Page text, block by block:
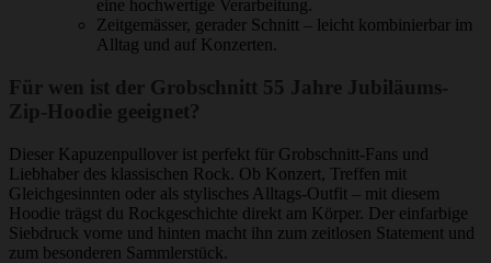
eine hochwertige Verarbeitung.
Zeitgemässer, gerader Schnitt – leicht kombinierbar im
Alltag und auf Konzerten.
Für wen ist der Grobschnitt 55 Jahre Jubiläums-
Zip-Hoodie geeignet?
Dieser Kapuzenpullover ist perfekt für Grobschnitt-Fans und
Liebhaber des klassischen Rock. Ob Konzert, Treffen mit
Gleichgesinnten oder als stylisches Alltags-Outfit – mit diesem
Hoodie trägst du Rockgeschichte direkt am Körper. Der einfarbige
Siebdruck vorne und hinten macht ihn zum zeitlosen Statement und
zum besonderen Sammlerstück.